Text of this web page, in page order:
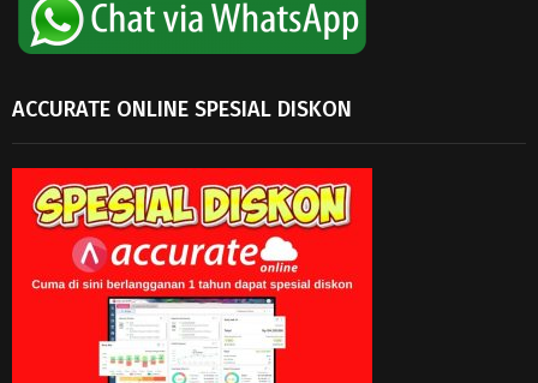
ACCURATE ONLINE SPESIAL DISKON